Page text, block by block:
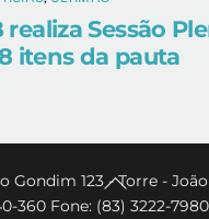
realiza Sessão
itens da pauta
Back
To
Gondim 123 - Torre -
360 Fone: (83) 3222-